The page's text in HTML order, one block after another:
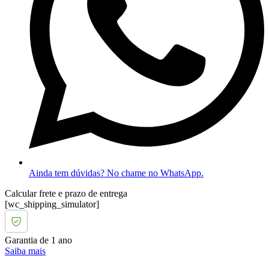
Ainda tem dúvidas? No chame no WhatsApp.
Calcular frete e prazo de entrega
[wc_shipping_simulator]
Garantia de 1 ano
Saiba mais